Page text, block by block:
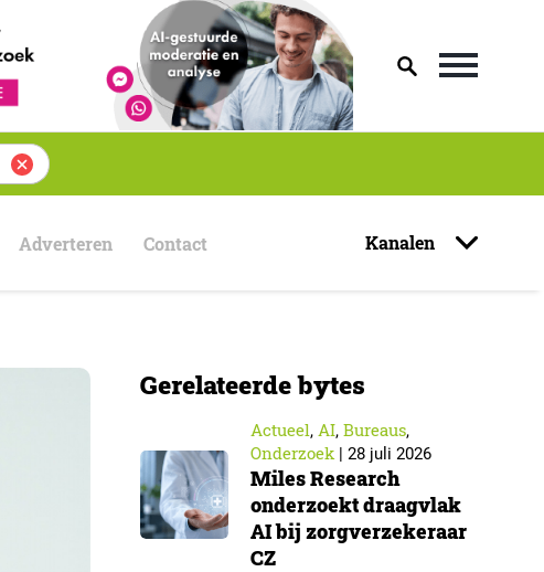
Adverteren Contact Kanalen
Gerelateerde bytes
Actueel, AI, Bureaus,
Onderzoek| 28 juli 2026
Miles Research
onderzoekt draagvlak
AI bij zorgverzekeraar
CZ